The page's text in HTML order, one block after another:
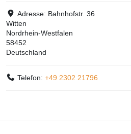
Adresse: Bahnhofstr. 36
Witten
Nordrhein-Westfalen
58452
Deutschland
Telefon:+49 2302 21796